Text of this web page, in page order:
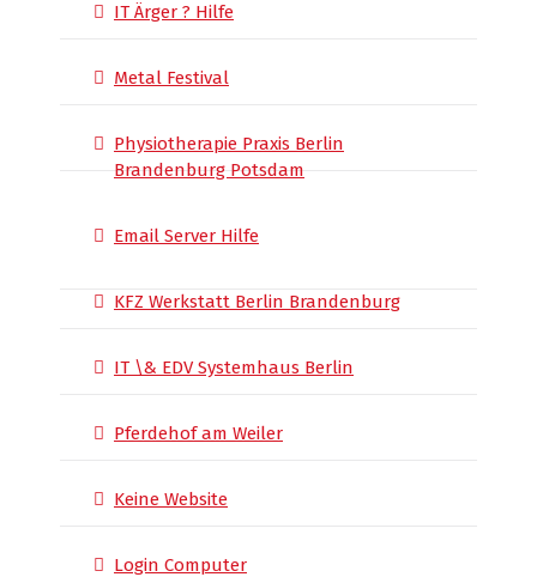
IT Ärger ? Hilfe
Metal Festival
Physiotherapie Praxis Berlin
Brandenburg Potsdam
Email Server Hilfe
KFZ Werkstatt Berlin Brandenburg
IT \& EDV Systemhaus Berlin
Pferdehof am Weiler
Keine Website
Login Computer